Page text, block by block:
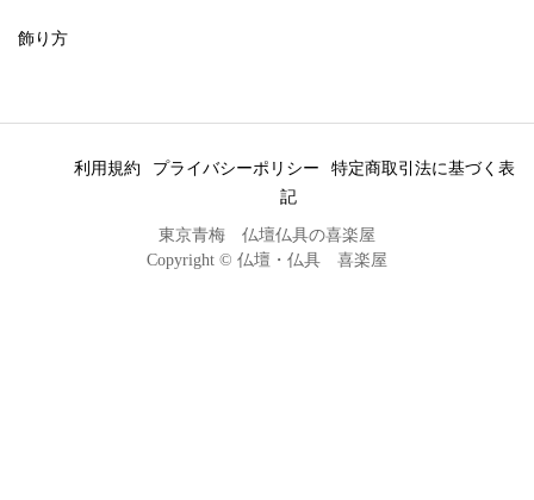
飾り方
利用規約 プライバシーポリシー
特定商取引法に基づく表
記
東京青梅 仏壇仏具の喜楽屋
Copyright © 仏壇・仏具 喜楽屋